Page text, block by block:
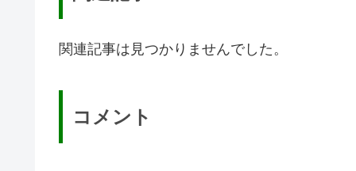
関連記事は見つかりませんでした。
コメント